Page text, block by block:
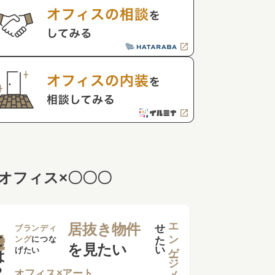
フィス×〇〇〇
ブランディ
ングにつな
げたい
居抜き物件
を見たい
エンゲージメント
せ
い